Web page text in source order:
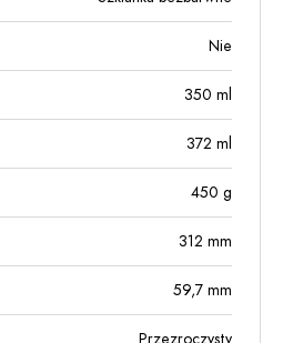
Nie
350 ml
372 ml
450 g
312 mm
59,7 mm